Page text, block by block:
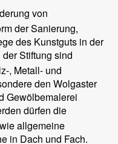
von
der Sanierung,
des Kunstguts in der
der Stiftung sind
, Metall- und
den Wolgaster
Gewölbemalerei
dürfen die
allgemeine
in Dach und Fach.